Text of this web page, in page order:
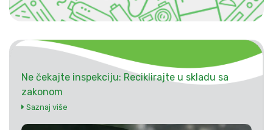
Ne čekajte inspekciju: Reciklirajte u skladu sa
zakonom
Saznaj više